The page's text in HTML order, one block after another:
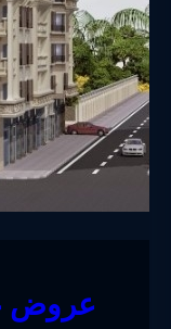
عروض